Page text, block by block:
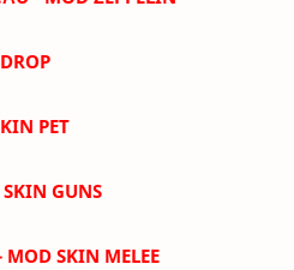
PET
GUNS
SKIN MELEE